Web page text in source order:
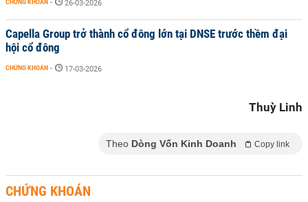
CHỨNG KHOÁN - 26-03-2026
Capella Group trở thành cổ đông lớn tại DNSE trước thềm đại
hội cổ đông
CHỨNG KHOÁN - 17-03-2026
Thuỳ Linh
Theo Dòng Vốn Kinh Doanh Copy link
CHỨNG KHOÁN